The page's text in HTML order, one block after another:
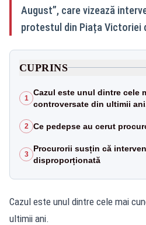
August”, care vizează
protestul din Piața Victoriei
CUPRINS
1
Cazul este unul dintre cele
controversate din ultimii
2 Ce pedepse au cerut
3
Procurorii susțin că
disproporționată
Cazul este unul dintre cele mai
ultimii ani.